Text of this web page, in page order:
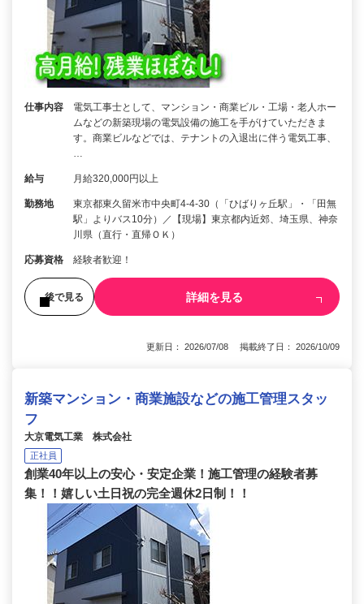
仕事内容
電気工事士として、マンション・商業ビル・工場・老人ホー
ムなどの新築現場の電気設備の施工を手がけていただきま
す。商業ビルなどでは、テナントの入退出に伴う電気工事、
…
給与 月給320,000円以上
勤務地
東京都東久留米市中央町4-4-30（「ひばりヶ丘駅」・「田無
駅」よりバス10分）／【現場】東京都内近郊、埼玉県、神奈
川県（直行・直帰ＯＫ）
応募資格 経験者歓迎！
後で見る 詳細を見る
更新日： 2026/07/08 掲載終了日： 2026/10/09
新築マンション・商業施設などの施工管理スタッ
フ
大京電気工業 株式会社
正社員
創業40年以上の安心・安定企業！施工管理の経験者募
集！！嬉しい土日祝の完全週休2日制！！